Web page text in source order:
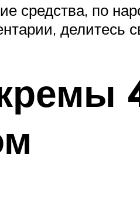
средства, по
делитесь